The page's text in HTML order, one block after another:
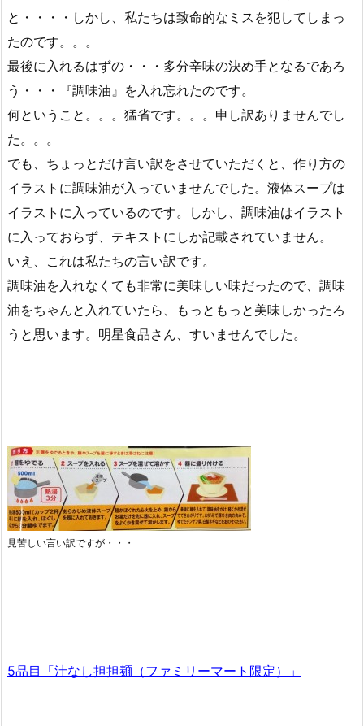
と・・・・しかし、私たちは致命的なミスを犯してしまっ
たのです。。。
最後に入れるはずの・・・多分辛味の決め手となるであろ
う・・・『調味油』を入れ忘れたのです。
何ということ。。。猛省です。。。申し訳ありませんでし
た。。。
でも、ちょっとだけ言い訳をさせていただくと、作り方の
イラストに調味油が入っていませんでした。液体スープは
イラストに入っているのです。しかし、調味油はイラスト
に入っておらず、テキストにしか記載されていません。
いえ、これは私たちの言い訳です。
調味油を入れなくても非常に美味しい味だったので、調味
油をちゃんと入れていたら、もっともっと美味しかったろ
うと思います。明星食品さん、すいませんでした。
見苦しい言い訳ですが・・・
5品目「汁なし担担麺（ファミリーマート限定）」